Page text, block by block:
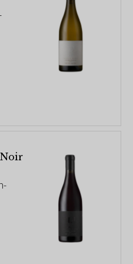
»
Co.
in i vinframställning
druvor. Pauline, som
där vingårdar dansar i
är infödd i Kapstadens
hemligheter. Deras
region, där de
rika potential och livliga
»